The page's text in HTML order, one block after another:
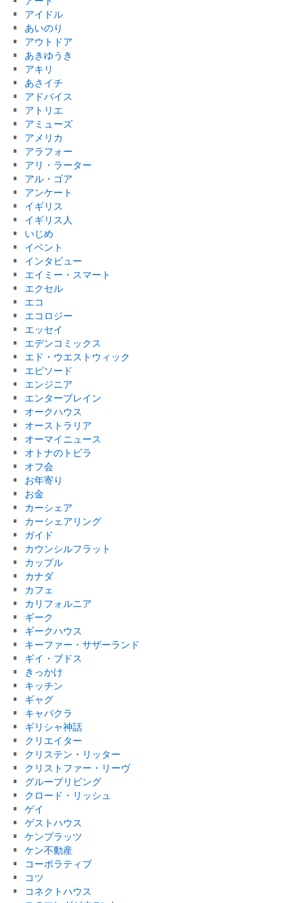
アイドル
あいのり
アウトドア
あきゆうき
アキリ
あさイチ
アドバイス
アトリエ
アミューズ
アメリカ
アラフォー
アリ・ラーター
アル・ゴア
アンケート
イギリス
イギリス人
いじめ
イベント
インタビュー
エイミー・スマート
エクセル
エコ
エコロジー
エッセイ
エデンコミックス
エド・ウエストウィック
エピソード
エンジニア
エンターブレイン
オークハウス
オーストラリア
オーマイニュース
オトナのトビラ
オフ会
お年寄り
お金
カーシェア
カーシェアリング
ガイド
カウンシルフラット
カップル
カナダ
カフェ
カリフォルニア
ギーク
ギークハウス
キーファー・サザーランド
ギイ・ブドス
きっかけ
キッチン
ギャグ
キャバクラ
ギリシャ神話
クリエイター
クリステン・リッター
クリストファー・リーヴ
グループリビング
クロード・リッシュ
ゲイ
ゲストハウス
ケンプラッツ
ケン不動産
コーポラティブ
コツ
コネクトハウス